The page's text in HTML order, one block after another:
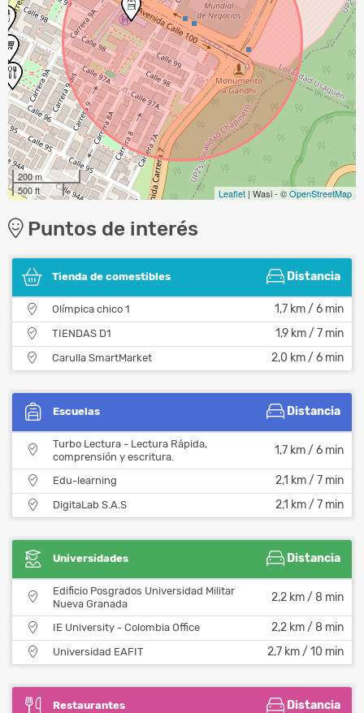
200 m
500 ft
Leaflet | Wasi - ©OpenStreetMap
Puntos de interés
Tienda de comestibles Distancia
Olímpica chico 1 1,7 km / 6 min
TIENDAS D1 1,9 km / 7 min
Carulla SmartMarket 2,0 km / 6 min
Escuelas Distancia
Turbo Lectura - Lectura Rápida,
comprensión y escritura.
1,7 km / 6 min
Edu-learning 2,1 km / 7 min
DigitaLab S.A.S 2,1 km / 7 min
Universidades Distancia
Edificio Posgrados Universidad Militar
Nueva Granada
2,2 km / 8 min
IE University - Colombia Office 2,2 km / 8 min
Universidad EAFIT 2,7 km / 10 min
Restaurantes Distancia